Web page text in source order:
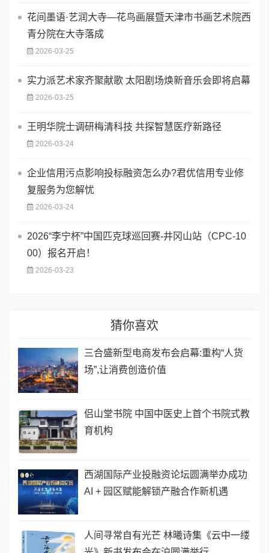
花间墨语·艺润大寺—花鸟画展暨天津市书画艺术院西
青分院在大寺落成
2026-03-25
实力派艺术家齐聚献歌 太阳剧场焕新音乐会即将启幕
2026-03-25
王明华院士调研梅清科技 共探智慧医疗新路径
2026-03-24
企业信用污点影响投标融资怎么办?君优信用专业修
复服务为您解忧
2026-03-24
2026“李宁杯”中国匹克球巡回赛-井冈山站（CPC-10
00）报名开启！
2026-03-23
猜你喜欢
三合盛新型电商发布会启幕:重构“人货
场”,让消费创造价值
侣山堂书院 中国中医史上首个书院式教
育机构
西湖国际产业投融资论坛圆满举办成功
AI + 园区赋能解锁产融合作新机遇
人间寻常自有光芒 林曦诗集《云中一缕